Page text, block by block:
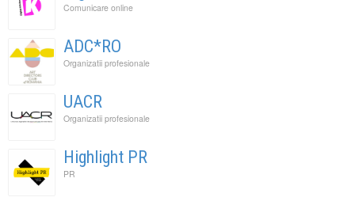
Comunicare online
ADC*RO
Organizatii profesionale
UACR
Organizatii profesionale
Highlight PR
PR